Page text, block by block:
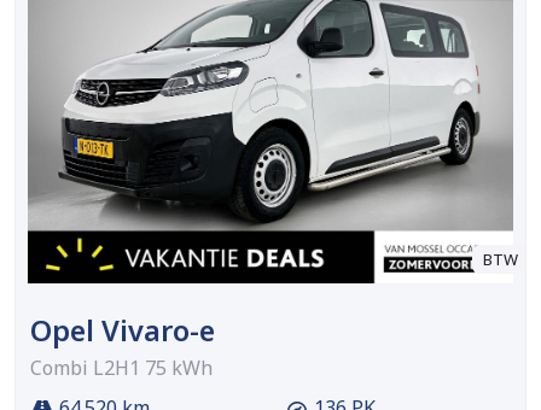
BTW
Opel Vivaro-e
Combi L2H1 75 kWh